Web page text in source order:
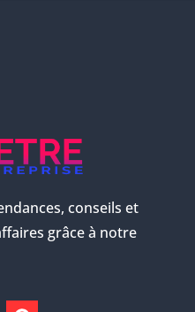
conseils et
grâce à notre